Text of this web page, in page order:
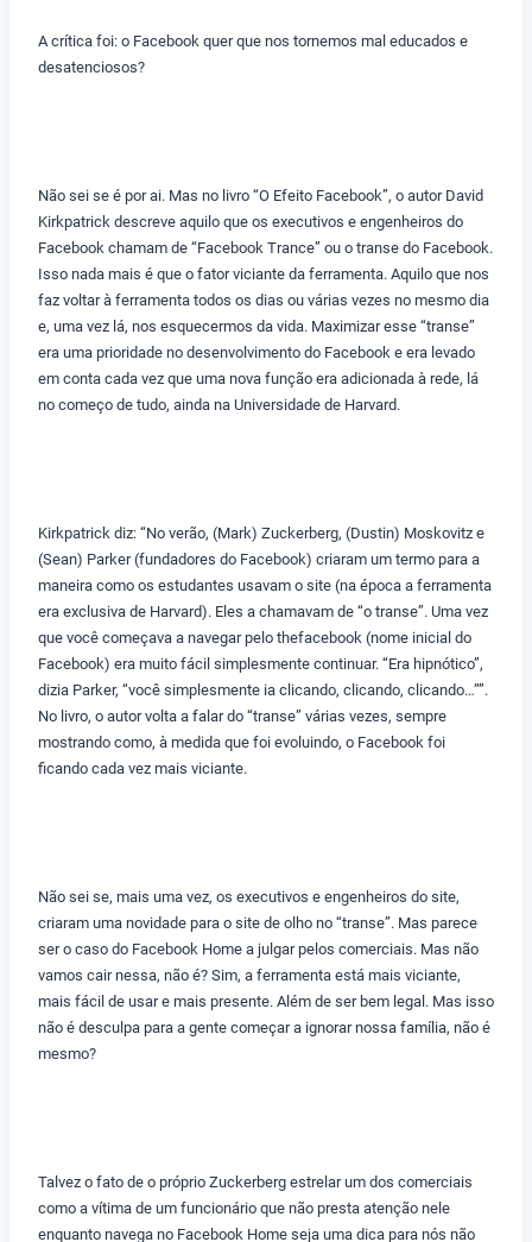
A crítica foi: o Facebook quer que nos tornemos mal educados e
desatenciosos?
Não sei se é por ai. Mas no livro “O Efeito Facebook”, o autor David
Kirkpatrick descreve aquilo que os executivos e engenheiros do
Facebook chamam de “Facebook Trance” ou o transe do Facebook.
Isso nada mais é que o fator viciante da ferramenta. Aquilo que nos
faz voltar à ferramenta todos os dias ou várias vezes no mesmo dia
e, uma vez lá, nos esquecermos da vida. Maximizar esse “transe”
era uma prioridade no desenvolvimento do Facebook e era levado
em conta cada vez que uma nova função era adicionada à rede, lá
no começo de tudo, ainda na Universidade de Harvard.
Kirkpatrick diz: “No verão, (Mark) Zuckerberg, (Dustin) Moskovitz e
(Sean) Parker (fundadores do Facebook) criaram um termo para a
maneira como os estudantes usavam o site (na época a ferramenta
era exclusiva de Harvard). Eles a chamavam de “o transe”. Uma vez
que você começava a navegar pelo thefacebook (nome inicial do
Facebook) era muito fácil simplesmente continuar. “Era hipnótico”,
dizia Parker, “você simplesmente ia clicando, clicando, clicando…””.
No livro, o autor volta a falar do “transe” várias vezes, sempre
mostrando como, à medida que foi evoluindo, o Facebook foi
ficando cada vez mais viciante.
Não sei se, mais uma vez, os executivos e engenheiros do site,
criaram uma novidade para o site de olho no “transe”. Mas parece
ser o caso do Facebook Home a julgar pelos comerciais. Mas não
vamos cair nessa, não é? Sim, a ferramenta está mais viciante,
mais fácil de usar e mais presente. Além de ser bem legal. Mas isso
não é desculpa para a gente começar a ignorar nossa família, não é
mesmo?
Talvez o fato de o próprio Zuckerberg estrelar um dos comerciais
como a vítima de um funcionário que não presta atenção nele
enquanto navega no Facebook Home seja uma dica para nós não